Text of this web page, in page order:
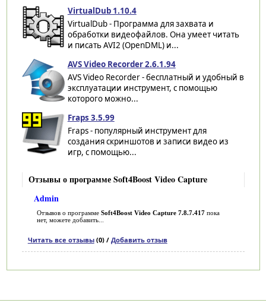
VirtualDub 1.10.4
VirtualDub - Программа для захвата и
обработки видеофайлов. Она умеет читать
и писать AVI2 (OpenDML) и...
AVS Video Recorder 2.6.1.94
AVS Video Recorder - бесплатный и удобный в
эксплуатации инструмент, с помощью
которого можно...
Fraps 3.5.99
Fraps - популярный инструмент для
создания скриншотов и записи видео из
игр, с помощью...
Отзывы о программе Soft4Boost Video Capture
Admin
Отзывов о программе Soft4Boost Video Capture 7.8.7.417пока
нет, можете добавить...
Читать все отзывы(0) / Добавить отзыв